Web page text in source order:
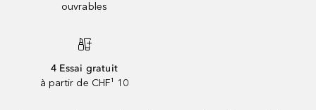
ouvrables
4 Essai gratuit
à partir de CHF¹ 10